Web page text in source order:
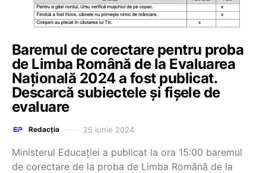
Baremul de corectare pentru proba
de Limba Română de la Evaluarea
Națională 2024 a fost publicat.
Descarcă subiectele și fișele de
evaluare
Redacția 25 iunie 2024
Ministerul Educației a publicat la ora 15:00 baremul
de corectare de la proba de Limba Română de la